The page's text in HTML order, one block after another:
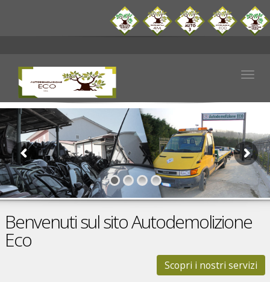
Benvenuti sul sito Autodemolizione
Eco
Scopri i nostri servizi